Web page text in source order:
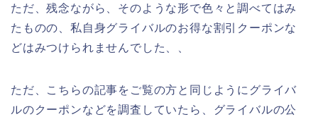
ただ、残念ながら、そのような形で色々と調べてはみ
たものの、私自身グライバルのお得な割引クーポンな
どはみつけられませんでした、、
ただ、こちらの記事をご覧の方と同じようにグライバ
ルのクーポンなどを調査していたら、グライバルの公